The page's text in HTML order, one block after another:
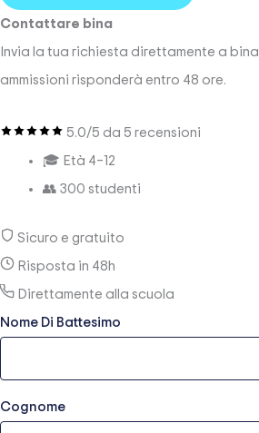
Contattare bina
Invia la tua richiesta direttamente a bina
ammissioni risponderà entro 48 ore.
5.0/5 da 5 recensioni
🎓 Età 4–12
👥 300 studenti
Sicuro e gratuito
Risposta in 48h
Direttamente alla scuola
Nome Di Battesimo
Cognome